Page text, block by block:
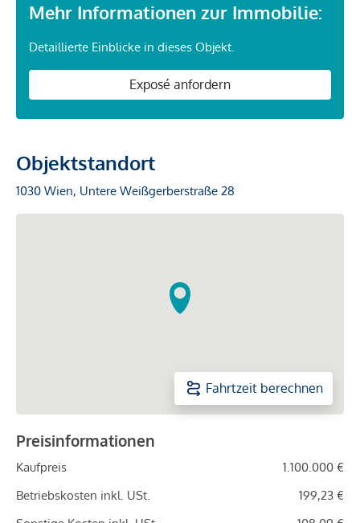
Mehr Informationen zur Immobilie:
Detaillierte Einblicke in dieses Objekt.
Exposé anfordern
Objektstandort
1030 Wien, Untere Weißgerberstraße 28
Fahrtzeit berechnen
Preisinformationen
Kaufpreis
1.100.000 €
Betriebskosten inkl. USt.
199,23 €